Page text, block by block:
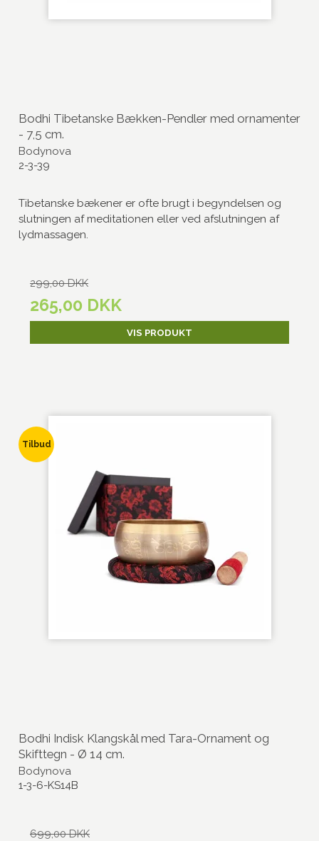
Bodhi Tibetanske Bækken-Pendler med ornamenter
- 7,5 cm.
Bodynova
2-3-39
Tibetanske bækener er ofte brugt i begyndelsen og
slutningen af meditationen eller ved afslutningen af
lydmassagen.
299,00 DKK
265,00 DKK
VIS PRODUKT
Tilbud
Bodhi Indisk Klangskål med Tara-Ornament og
Skifttegn - Ø 14 cm.
Bodynova
1-3-6-KS14B
699,00 DKK